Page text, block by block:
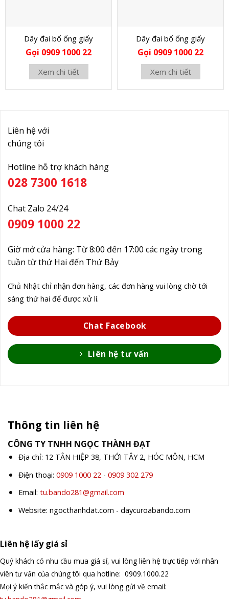
Dây đai bố ống giấy
Gọi 0909 1000 22
Xem chi tiết
Dây đai bố ống giấy
Gọi 0909 1000 22
Xem chi tiết
Liên hệ với
chúng tôi
Hotline hỗ trợ khách hàng
028 7300 1618
Chat Zalo 24/24
0909 1000 22
Giờ mở cửa hàng: Từ 8:00 đến 17:00 các ngày trong
tuần từ thứ Hai đến Thứ Bảy
Chủ Nhật chỉ nhận đơn hàng, các đơn hàng vui lòng chờ tới
sáng thứ hai để được xử lí.
Chat Facebook
Liên hệ tư vấn
Thông tin liên hệ
CÔNG TY TNHH NGỌC THÀNH ĐẠT
Địa chỉ: 12 TÂN HIỆP 38, THỚI TÂY 2, HÓC MÔN, HCM
Điện thoại: 0909 1000 22 - 0909 302 279
Email: tu.bando281@gmail.com
Website: ngocthanhdat.com - daycuroabando.com
Liên hệ lấy giá sỉ
Quý khách có nhu cầu mua giá sỉ, vui lòng liên hệ trực tiếp với nhân
viên tư vấn của chúng tôi qua hotline: 0909.1000.22
Mọi ý kiến thắc mắc và góp ý, vui lòng gửi về email: